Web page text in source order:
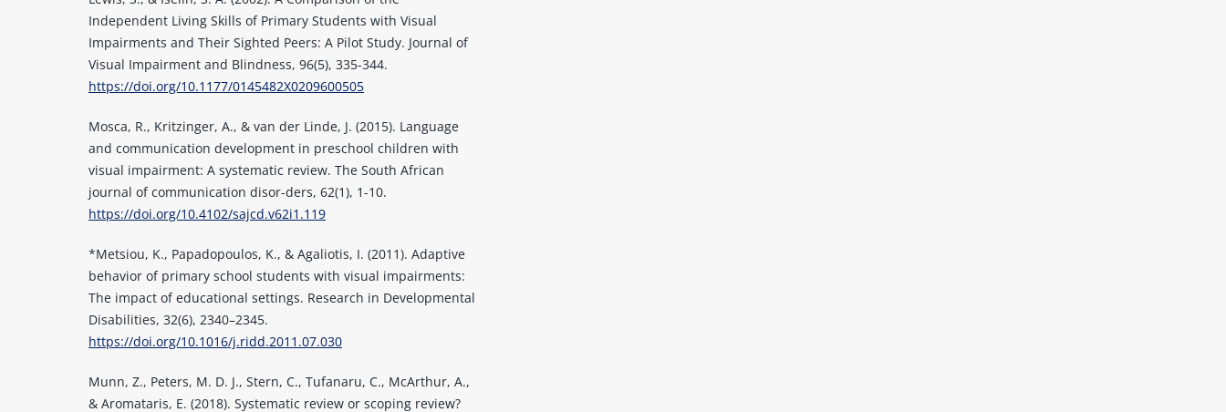
Independent Living Skills of Primary Students with Visual
Impairments and Their Sighted Peers: A Pilot Study. Journal of
Visual Impairment and Blindness, 96(5), 335-344.
https://doi.org/10.1177/0145482X0209600505
Mosca, R., Kritzinger, A., & van der Linde, J. (2015). Language
and communication development in preschool children with
visual impairment: A systematic review. The South African
journal of communication disor-ders, 62(1), 1-10.
https://doi.org/10.4102/sajcd.v62i1.119
*Metsiou, K., Papadopoulos, K., & Agaliotis, I. (2011). Adaptive
behavior of primary school students with visual impairments:
The impact of educational settings. Research in Developmental
Disabilities, 32(6), 2340–2345.
https://doi.org/10.1016/j.ridd.2011.07.030
Munn, Z., Peters, M. D. J., Stern, C., Tufanaru, C., McArthur, A.,
& Aromataris, E. (2018). Systematic review or scoping review?